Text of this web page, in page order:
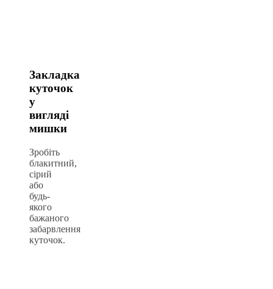
Закладка
куточок
у
вигляді
мишки
Зробіть
блакитний,
сірий
або
будь-
якого
бажаного
забарвлення
куточок.